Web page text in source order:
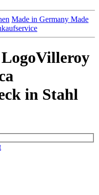
Made in Germany Made
Villeroy
in Stahl